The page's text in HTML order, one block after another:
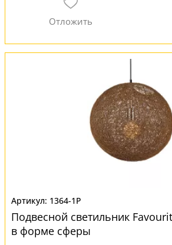
1364-1P
Подвесной светильник
в форме сферы